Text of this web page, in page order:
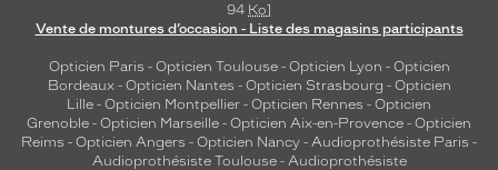
94 Ko]
Vente de montures d’occasion - Liste des magasins participants
Opticien Paris - Opticien Toulouse- Opticien Lyon - Opticien
Bordeaux- Opticien Nantes - Opticien Strasbourg - Opticien
Lille - Opticien Montpellier - Opticien Rennes - Opticien
Grenoble - Opticien Marseille - Opticien Aix-en-Provence - Opticien
Reims - Opticien Angers - Opticien Nancy - Audioprothésiste Paris -
Audioprothésiste Toulouse- Audioprothésiste